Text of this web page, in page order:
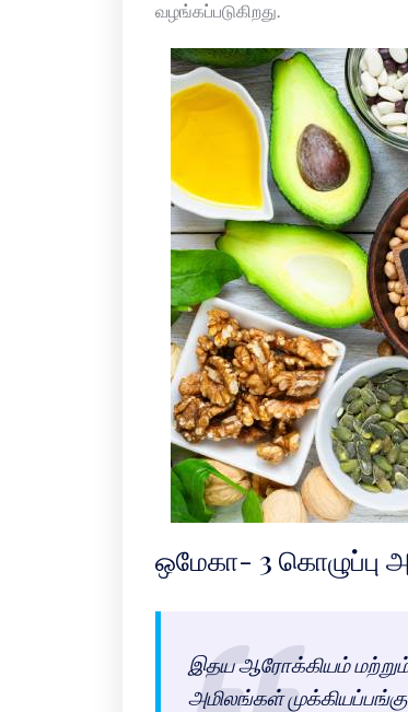
வழங்கப்படுகிறது.
ஒமேகா- 3 கொழுப்பு
இதய ஆரோக்கியம் மற்றும்
அமிலங்கள்